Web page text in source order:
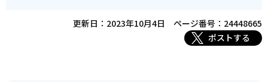
更新日：2023年10月4日
ページ番号：24448665
ポストする